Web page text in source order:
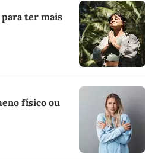
ter mais
físico ou